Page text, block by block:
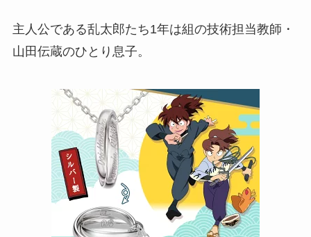
主人公である乱太郎たち1年は組の技術担当教師・
山田伝蔵のひとり息子。